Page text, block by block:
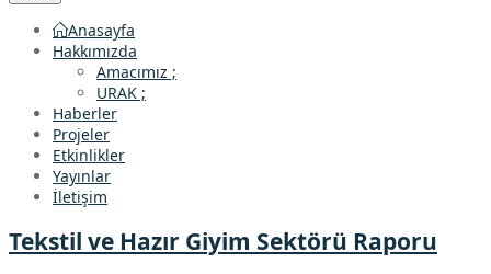
Anasayfa
Hakkımızda
Amacımız ;
URAK ;
Haberler
Projeler
Etkinlikler
Yayınlar
İletişim
Tekstil ve Hazır Giyim Sektörü Raporu